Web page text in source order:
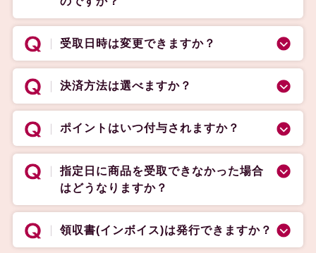
受取日時は変更できますか？
決済方法は選べますか？
ポイントはいつ付与されますか？
指定日に商品を受取できなかった場合
はどうなりますか？
領収書(インボイス)は発行できますか？